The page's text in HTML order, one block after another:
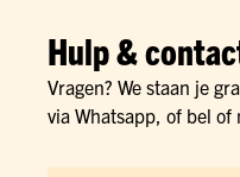
Hulp &
Vragen? We staan je
via Whatsapp, of bel of